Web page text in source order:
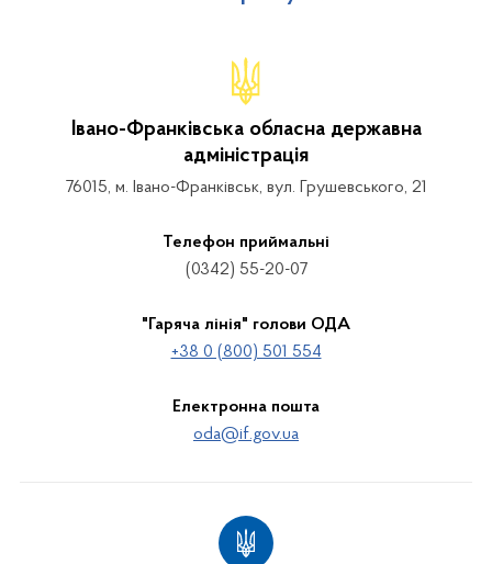
Івано-Франківська обласна державна
адміністрація
76015, м. Івано-Франківськ, вул. Грушевського, 21
Телефон приймальні
(0342) 55-20-07
"Гаряча лінія" голови ОДА
+38 0 (800) 501 554
Електронна пошта
oda@if.gov.ua